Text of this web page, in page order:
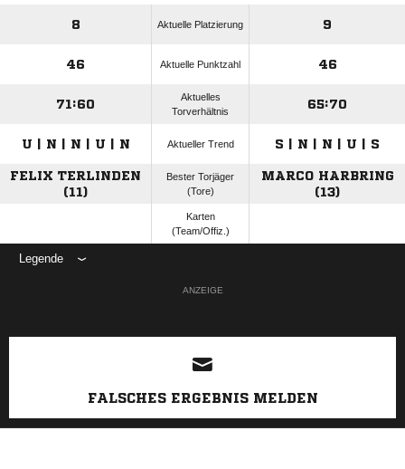
8 Aktuelle Platzierung 9
46 Aktuelle Punktzahl 46
71:60
Aktuelles
Torverhältnis
65:70
U | N | N | U | N Aktueller Trend S | N | N | U | S
FELIX TERLINDEN
(11)
Bester Torjäger
(Tore)
MARCO HARBRING
(13)
Karten
(Team/Offiz.)
Legende
ANZEIGE
FALSCHES ERGEBNIS MELDEN